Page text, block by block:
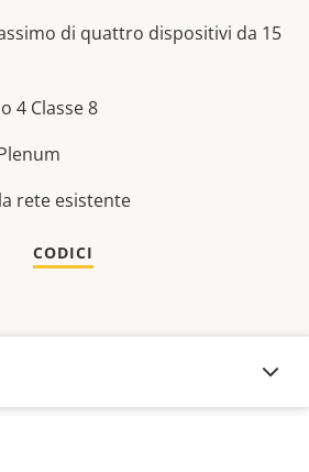
di quattro dispositivi da 15
4 Classe 8
rete esistente
CODICI